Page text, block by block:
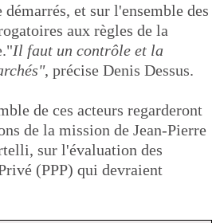
démarrés, et sur l'ensemble des
aux règles de la
Il faut un contrôle et la
, précise Denis Dessus.
de ces acteurs regarderont
de la mission de Jean-Pierre
sur l'évaluation des
(PPP) qui devraient